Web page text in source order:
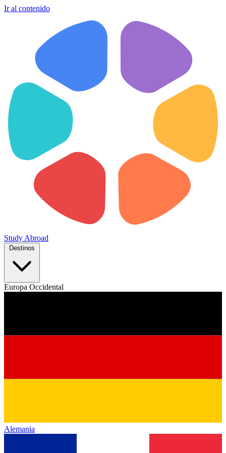
Ir al contenido
Study Abroad
Europa Occidental
Alemania